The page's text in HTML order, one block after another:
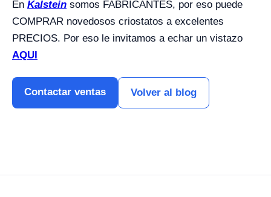
En Kalstein somos FABRICANTES, por eso puede
COMPRAR novedosos criostatos a excelentes
PRECIOS. Por eso le invitamos a echar un vistazo
AQUI
Contactar ventas Volver al blog